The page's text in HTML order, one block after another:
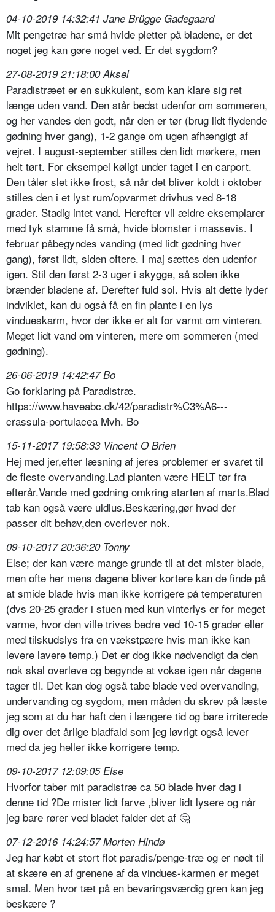
04-10-2019 14:32:41 Jane Brügge Gadegaard
Mit pengetræ har små hvide pletter på bladene, er det
noget jeg kan gøre noget ved. Er det sygdom?
27-08-2019 21:18:00 Aksel
Paradistræet er en sukkulent, som kan klare sig ret
længe uden vand. Den står bedst udenfor om sommeren,
og her vandes den godt, når den er tør (brug lidt flydende
gødning hver gang), 1-2 gange om ugen afhængigt af
vejret. I august-september stilles den lidt mørkere, men
helt tørt. For eksempel køligt under taget i en carport.
Den tåler slet ikke frost, så når det bliver koldt i oktober
stilles den i et lyst rum/opvarmet drivhus ved 8-18
grader. Stadig intet vand. Herefter vil ældre eksemplarer
med tyk stamme få små, hvide blomster i massevis. I
februar påbegyndes vanding (med lidt gødning hver
gang), først lidt, siden oftere. I maj sættes den udenfor
igen. Stil den først 2-3 uger i skygge, så solen ikke
brænder bladene af. Derefter fuld sol. Hvis alt dette lyder
indviklet, kan du også få en fin plante i en lys
vindueskarm, hvor der ikke er alt for varmt om vinteren.
Meget lidt vand om vinteren, mere om sommeren (med
gødning).
26-06-2019 14:42:47 Bo
Go forklaring på Paradistræ.
https://www.haveabc.dk/42/paradistr%C3%A6---
crassula-portulacea Mvh. Bo
15-11-2017 19:58:33 Vincent O Brien
Hej med jer,efter læsning af jeres problemer er svaret til
de fleste overvanding.Lad planten være HELT tør fra
efterår.Vande med gødning omkring starten af marts.Blad
tab kan også være uldlus.Beskæring,gør hvad der
passer dit behøv,den overlever nok.
09-10-2017 20:36:20 Tonny
Else; der kan være mange grunde til at det mister blade,
men ofte her mens dagene bliver kortere kan de finde på
at smide blade hvis man ikke korrigere på temperaturen
(dvs 20-25 grader i stuen med kun vinterlys er for meget
varme, hvor den ville trives bedre ved 10-15 grader eller
med tilskudslys fra en vækstpære hvis man ikke kan
levere lavere temp.) Det er dog ikke nødvendigt da den
nok skal overleve og begynde at vokse igen når dagene
tager til. Det kan dog også tabe blade ved overvanding,
undervanding og sygdom, men måden du skrev på læste
jeg som at du har haft den i længere tid og bare irriterede
dig over det årlige bladfald som jeg iøvrigt også lever
med da jeg heller ikke korrigere temp.
09-10-2017 12:09:05 Else
Hvorfor taber mit paradistræ ca 50 blade hver dag i
denne tid ?De mister lidt farve ,bliver lidt lysere og når
jeg bare rører ved bladet falder det af 🤔
07-12-2016 14:24:57 Morten Hindø
Jeg har købt et stort flot paradis/penge-træ og er nødt til
at skære en af grenene af da vindues-karmen er meget
smal. Men hvor tæt på en bevaringsværdig gren kan jeg
beskære ?